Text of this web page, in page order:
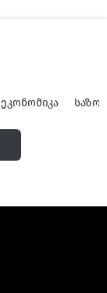
ᲔᲙᲝᲜᲝᲛᲘᲙᲐ